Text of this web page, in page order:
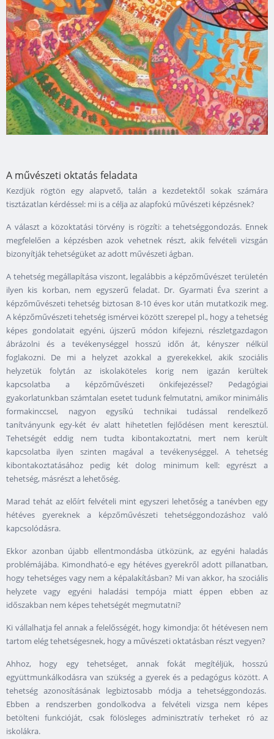
A művészeti oktatás feladata
Kezdjük rögtön egy alapvető, talán a kezdetektől sokak számára
tisztázatlan kérdéssel: mi is a célja az alapfokú művészeti képzésnek?
A választ a közoktatási törvény is rögzíti: a tehetséggondozás. Ennek
megfelelően a képzésben azok vehetnek részt, akik felvételi vizsgán
bizonyítják tehetségüket az adott művészeti ágban.
A tehetség megállapítása viszont, legalábbis a képzőművészet területén
ilyen kis korban, nem egyszerű feladat. Dr. Gyarmati Éva szerint a
képzőművészeti tehetség biztosan 8-10 éves kor után mutatkozik meg.
A képzőművészeti tehetség ismérvei között szerepel pl., hogy a tehetség
képes gondolatait egyéni, újszerű módon kifejezni, részletgazdagon
ábrázolni és a tevékenységgel hosszú időn át, kényszer nélkül
foglakozni. De mi a helyzet azokkal a gyerekekkel, akik szociális
helyzetük folytán az iskolaköteles korig nem igazán kerültek
kapcsolatba a képzőművészeti önkifejezéssel? Pedagógiai
gyakorlatunkban számtalan esetet tudunk felmutatni, amikor minimális
formakinccsel, nagyon egysíkú technikai tudással rendelkező
tanítványunk egy-két év alatt hihetetlen fejlődésen ment keresztül.
Tehetségét eddig nem tudta kibontakoztatni, mert nem került
kapcsolatba ilyen szinten magával a tevékenységgel. A tehetség
kibontakoztatásához pedig két dolog minimum kell: egyrészt a
tehetség, másrészt a lehetőség.
Marad tehát az előírt felvételi mint egyszeri lehetőség a tanévben egy
hétéves gyereknek a képzőművészeti tehetséggondozáshoz való
kapcsolódásra.
Ekkor azonban újabb ellentmondásba ütközünk, az egyéni haladás
problémájába. Kimondható-e egy hétéves gyerekről adott pillanatban,
hogy tehetséges vagy nem a képalakításban? Mi van akkor, ha szociális
helyzete vagy egyéni haladási tempója miatt éppen ebben az
időszakban nem képes tehetségét megmutatni?
Ki vállalhatja fel annak a felelősségét, hogy kimondja: őt hétévesen nem
tartom elég tehetségesnek, hogy a művészeti oktatásban részt vegyen?
Ahhoz, hogy egy tehetséget, annak fokát megítéljük, hosszú
együttmunkálkodásra van szükség a gyerek és a pedagógus között. A
tehetség azonosításának legbiztosabb módja a tehetséggondozás.
Ebben a rendszerben gondolkodva a felvételi vizsga nem képes
betölteni funkcióját, csak fölösleges adminisztratív terheket ró az
iskolákra.